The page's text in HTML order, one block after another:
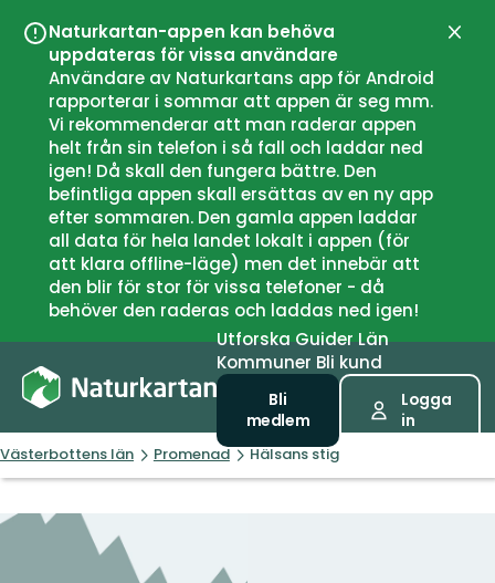
Naturkartan-appen kan behöva
uppdateras för vissa användare
Användare av Naturkartans app för Android
rapporterar i sommar att appen är seg mm.
Vi rekommenderar att man raderar appen
helt från sin telefon i så fall och laddar ned
igen! Då skall den fungera bättre. Den
befintliga appen skall ersättas av en ny app
efter sommaren. Den gamla appen laddar
all data för hela landet lokalt i appen (för
att klara offline-läge) men det innebär att
den blir för stor för vissa telefoner - då
behöver den raderas och laddas ned igen!
UtforskaGuiderLän
Kommuner Bli kund
Bli
medlem
Logga
in
Västerbottens län Promenad Hälsans stig